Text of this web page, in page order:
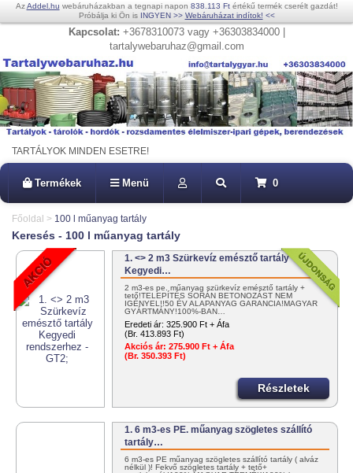
AzAddel.hu webáruházakban a tegnapi napon 838.113 Ftértékű termék cserélt gazdát!
Próbálja ki Ön is INGYEN >> Webáruházat indítok! <<
Kapcsolat: +3678310073 vagy +36303834000 |
tartalywebaruhaz@gmail.com
TARTÁLYOK MINDEN ESETRE!
Termékek Menü 0
Főoldal > 100 l műanyag tartály
Keresés - 100 l műanyag tartály
1. <> 2 m3 Szürkevíz emésztő tartály
Kegyedi…
2 m3-es pe. műanyag szürkevíz emésztő tartály +
tető!TELEPÍTÉS SORÁN BETONOZÁST NEM
IGÉNYEL!!50 ÉV ALAPANYAG GARANCIA!MAGYAR
GYÁRTMÁNY!100%-BAN…
Eredeti ár: 325.900 Ft + Áfa
(Br. 413.893 Ft)
Akciós ár: 275.900 Ft + Áfa
(Br. 350.393 Ft)
Részletek
1. 6 m3-es PE. műanyag szögletes szállító
tartály…
6 m3-es PE műanyag szögletes szállító tartály ( alváz
nélkül )! Fekvő szögletes tartály + tető+